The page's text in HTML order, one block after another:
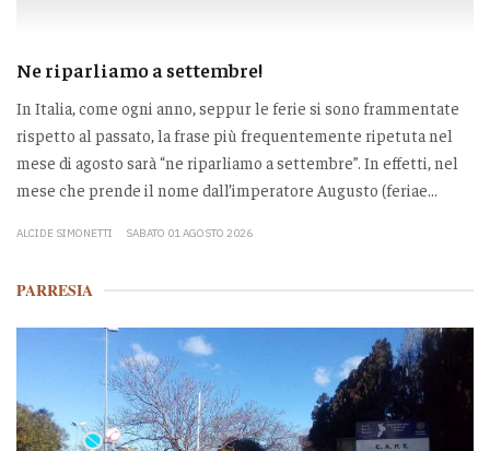
Ne riparliamo a settembre!
In Italia, come ogni anno, seppur le ferie si sono frammentate
rispetto al passato, la frase più frequentemente ripetuta nel
mese di agosto sarà “ne riparliamo a settembre”. In effetti, nel
mese che prende il nome dall’imperatore Augusto (feriae...
ALCIDE SIMONETTI SABATO 01 AGOSTO 2026
PARRESIA